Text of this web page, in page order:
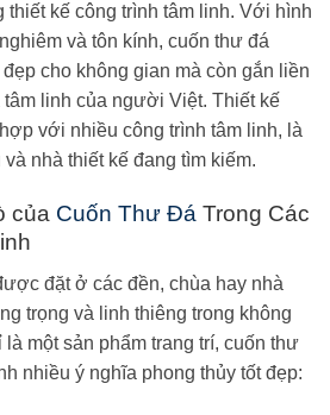
kế công trình tâm linh. Với hình
và tôn kính, cuốn thư đá
cho không gian mà còn gắn liền
linh của người Việt. Thiết kế
với nhiều công trình tâm linh, là
nhà thiết kế đang tìm kiếm.
của Cuốn Thư Đá Trong Các
đặt ở các đền, chùa hay nhà
trọng và linh thiêng trong không
một sản phẩm trang trí, cuốn thư
nhiều ý nghĩa phong thủy tốt đẹp: